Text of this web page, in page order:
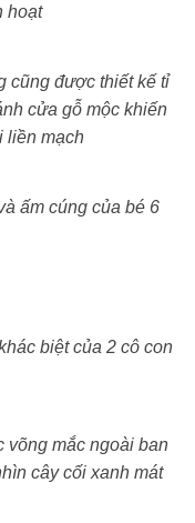
hoạt
cũng được thiết kế tỉ
cửa gỗ mộc khiến
liền mạch
ấm cúng của bé 6
biệt của 2 cô con
võng mắc ngoài ban
cây cối xanh mát